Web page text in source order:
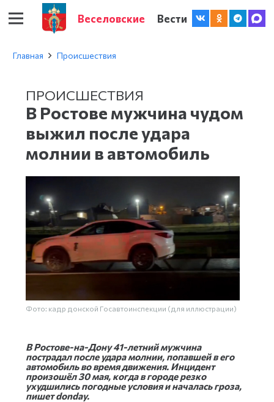
Веселовские Вести
Главная Происшествия
ПРОИСШЕСТВИЯ
В Ростове мужчина чудом
выжил после удара
молнии в автомобиль
Фото: кадр донской Госавтоинспекции (для иллюстрации)
В Ростове-на-Дону 41-летний мужчина
пострадал после удара молнии, попавшей в его
автомобиль во время движения. Инцидент
произошёл 30 мая, когда в городе резко
ухудшились погодные условия и началась гроза,
пишет donday.